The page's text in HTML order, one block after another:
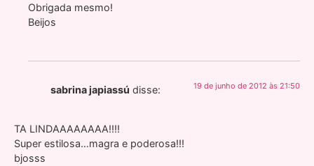
Obrigada mesmo!
Beijos
sabrina japiassú disse: 19 de junho de 2012 às 21:50
TA LINDAAAAAAAA!!!!
Super estilosa…magra e poderosa!!!
bjosss